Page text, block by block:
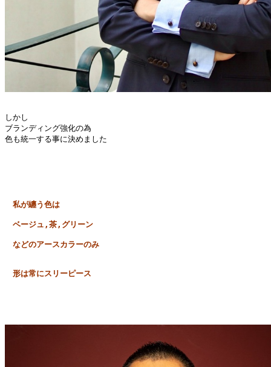
しかし
ブランディング強化の為
色も統一する事に決めました
私が纏う色は
ベージュ,茶,グリーン
などのアースカラーのみ